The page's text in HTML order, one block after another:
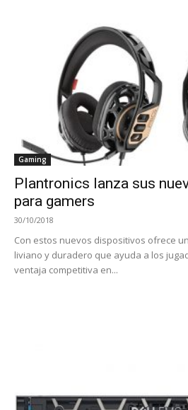
Gaming
Plantronics lanza sus
para gamers
30/10/2018
Con estos nuevos dispositivos ofrece
liviano y duradero que ayuda a los
ventaja competitiva en...